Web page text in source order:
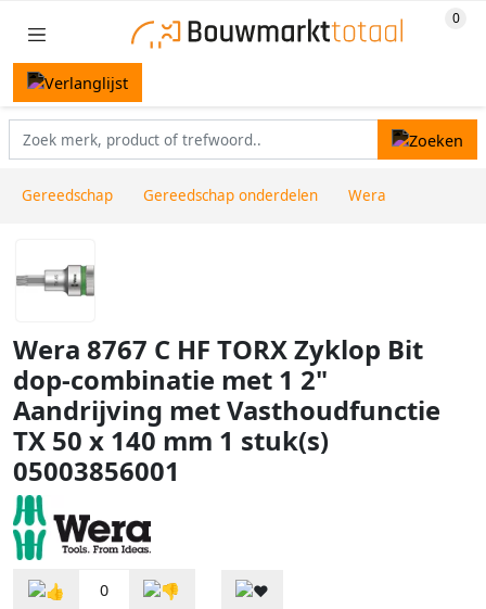
Gereedschap Gereedschap onderdelen Wera
Wera 8767 C HF TORX Zyklop Bit
dop-combinatie met 1 2"
Aandrijving met Vasthoudfunctie
TX 50 x 140 mm 1 stuk(s)
05003856001
0